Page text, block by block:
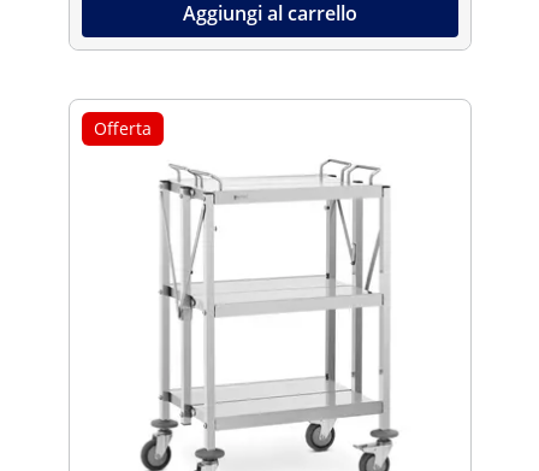
Aggiungi al carrello
Offerta